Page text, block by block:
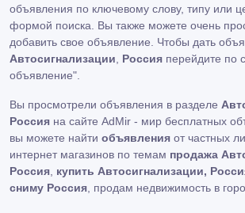
фар -подогрева сидений -установка
объявления по ключевому слову, типу или
формой поиска. Вы также можете очень
добавить свое объявление. Чтобы дать
Автосигнализации
Россия перейдите по
объявление"
Вы просмотрели объявления в разделе
Россия на сайте AdMir - мир бесплатных
вы можете найти объявления от частных
интернет магазинов по темам продажа
Россия купить Автосигнализации,
сниму Россия , продам недвижимость в